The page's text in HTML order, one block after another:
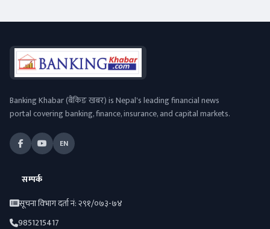
Banking Khabar (बैंकिङ खबर) is Nepal's leading financial news
portal covering banking, finance, insurance, and capital markets.
EN
सम्पर्क
सूचना विभाग दर्ता नं: २९१/०७३-७४
9851215417